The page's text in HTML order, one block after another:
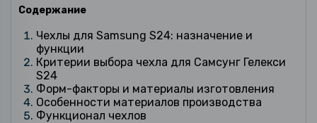
Содержание
Чехлы для Samsung S24: назначение и
функции
Критерии выбора чехла для Самсунг Гелекси
S24
Форм-факторы и материалы изготовления
Особенности материалов производства
Функционал чехлов